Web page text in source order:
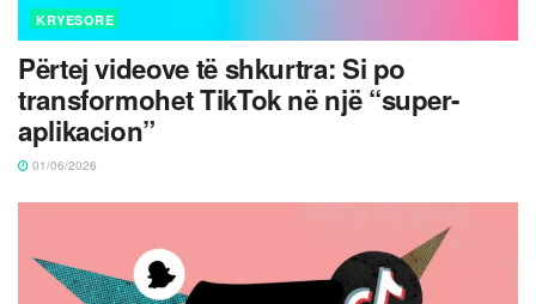
KRYESORE
Përtej videove të shkurtra: Si po
transformohet TikTok në një “super-
aplikacion”
01/06/2026